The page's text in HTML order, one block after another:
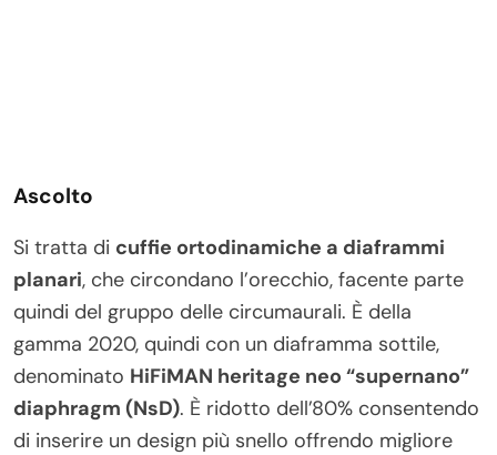
Ascolto
Si tratta di cuffie ortodinamiche a diaframmi
planari, che circondano l’orecchio, facente parte
quindi del gruppo delle circumaurali. È della
gamma 2020, quindi con un diaframma sottile,
denominato HiFiMAN heritage neo “supernano”
diaphragm (NsD). È ridotto dell’80% consentendo
di inserire un design più snello offrendo migliore